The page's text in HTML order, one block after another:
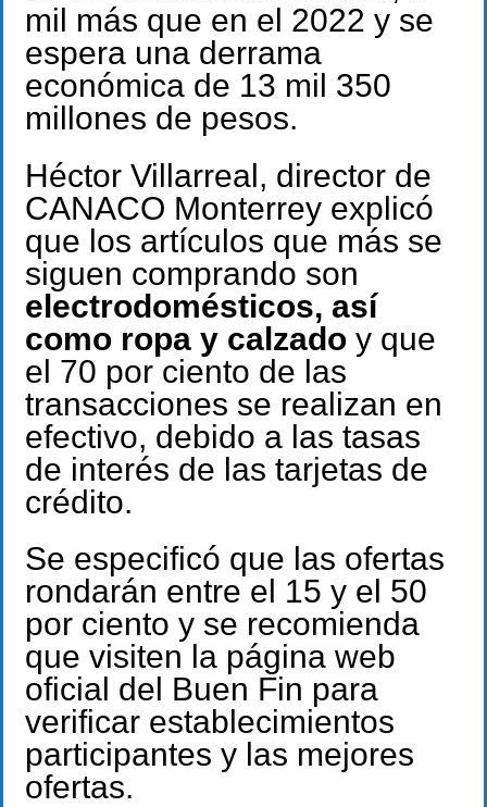
mil más que en el 2022 y se
espera una derrama
económica de 13 mil 350
millones de pesos.
Héctor Villarreal, director de
CANACO Monterrey explicó
que los artículos que más se
siguen comprando son
electrodomésticos, así
como ropa y calzado y que
el 70 por ciento de las
transacciones se realizan en
efectivo, debido a las tasas
de interés de las tarjetas de
crédito.
Se especificó que las ofertas
rondarán entre el 15 y el 50
por ciento y se recomienda
que visiten la página web
oficial del Buen Fin para
verificar establecimientos
participantes y las mejores
ofertas.